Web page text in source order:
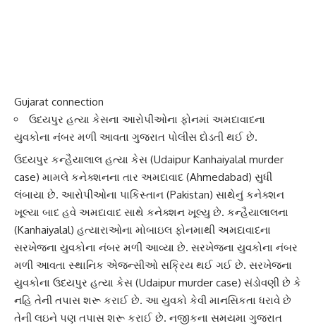
Gujarat connection
ઉદયપુર હત્યા કેસના આરોપીઓના ફોનમાં અમદાવાદના
યુવકોના નંબર મળી આવતા ગુજરાત પોલીસ દોડતી થઈ છે.
ઉદયપુર કન્હૈયાલાલ હત્યા કેસ (Udaipur Kanhaiyalal murder
case) મામલે કનેક્શનના તાર અમદાવાદ (Ahmedabad) સુધી
લંબાયા છે. આરોપીઓના પાકિસ્તાન (Pakistan) સાથેનું કનેક્શન
ખૂલ્યા બાદ હવે અમદાવાદ સાથે કનેક્શન ખૂલ્યુ છે. કન્હૈયાલાલના
(Kanhaiyalal) હત્યારાઓના મોબાઇલ ફોનમાથી અમદાવાદના
સરખેજના યુવકોના નંબર મળી આવ્યા છે. સરખેજના યુવકોના નંબર
મળી આવતા સ્થાનિક એજન્સીઓ સક્રિય થઈ ગઈ છે. સરખેજના
યુવકોના ઉદયપુર હત્યા કેસ (Udaipur murder case) સંડોવણી છે કે
નહિ તેની તપાસ શરૂ કરાઈ છે. આ યુવકો કેવી માનસિકતા ધરાવે છે
તેની લઇને પણ તપાસ શરૂ કરાઈ છે. નજીકના સમયમા ગુજરાત